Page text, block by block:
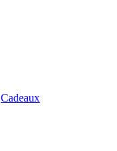
Cadeaux